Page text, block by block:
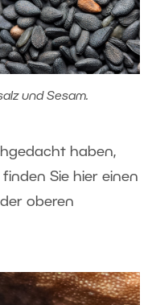
und Sesam.
haben,
Sie hier einen
oberen